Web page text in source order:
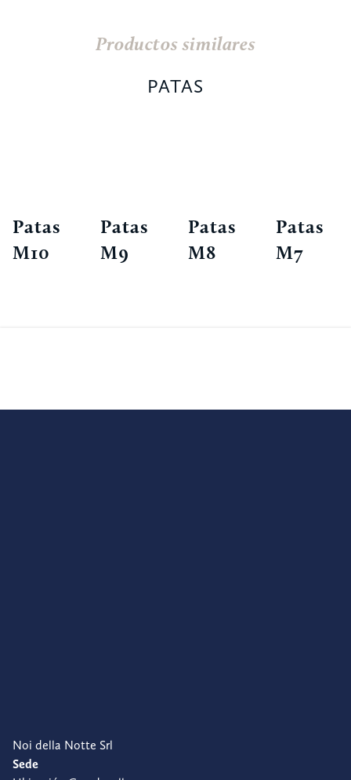
Productos similares
PATAS
Patas
M10
Patas
M9
Patas
M8
Patas
M7
Noi della Notte Srl
Sede